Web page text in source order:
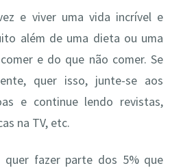
e viver uma vida incrível e
além de uma dieta ou uma
e do que não comer. Se
quer isso, junte-se aos
e continue lendo revistas,
na TV, etc.
quer fazer parte dos 5% que